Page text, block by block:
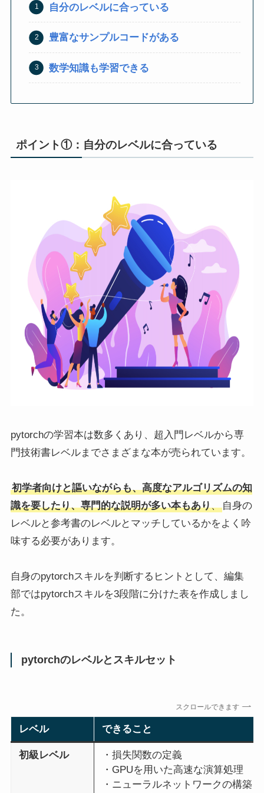
自分のレベルに合っている
豊富なサンプルコードがある
数学知識も学習できる
ポイント①：自分のレベルに合っている
pytorchの学習本は数多くあり、超入門レベルから専
門技術書レベルまでさまざまな本が売られています。
初学者向けと謳いながらも、高度なアルゴリズムの知
識を要したり、専門的な説明が多い本もあり、自身の
レベルと参考書のレベルとマッチしているかをよく吟
味する必要があります。
自身のpytorchスキルを判断するヒントとして、編集
部ではpytorchスキルを3段階に分けた表を作成しまし
た。
pytorchのレベルとスキルセット
スクロールできます
レベル できること
初級レベル
・損失関数の定義
・GPUを用いた高速な演算処理
・ニューラルネットワークの構築